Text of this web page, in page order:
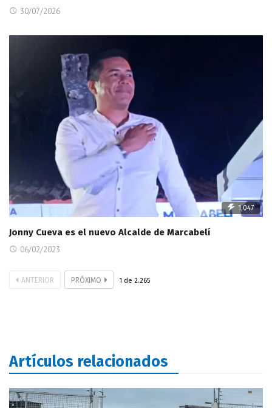
30/07/2026
1,047
Jonny Cueva es el nuevo Alcalde de Marcabelí
06/02/2023
ANTERIOR PRÓXIMO 1 de 2.265
Artículos relacionados